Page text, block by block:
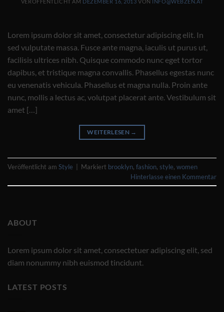
VERÖFFENTLICHT AM DEZEMBER 16, 2013 VON INFO@WEBZEN.AT
Lorem ipsum dolor sit amet, consectetur adipiscing elit. In
sed vulputate massa. Fusce ante magna, iaculis ut purus ut,
facilisis ultrices nibh. Quisque commodo nunc eget tortor
dapibus, et tristique magna convallis. Phasellus egestas nunc
eu venenatis vehicula. Phasellus et magna nulla. Proin ante
nunc, mollis a lectus ac, volutpat placerat ante. Vestibulum sit
amet […]
WEITERLESEN →
Veröffentlicht am Style Markiert brooklyn, fashion, style, women
Hinterlasse einen Kommentar
ABOUT
Lorem ipsum dolor sit amet, consectetuer adipiscing elit, sed
diam nonummy nibh euismod tincidunt.
LATEST POSTS